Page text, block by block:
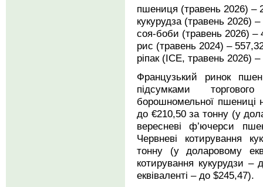
пшениця (травень 2026) –
кукурудза (травень 2026)
соя-боби (травень 2026) –
рис (травень 2024) –
ріпак (ICE, травень 2026)
Французький ринок
підсумками
борошномельної пшениці
до €210,50 за тонну (у
вересневі ф’ючерси
Червневі котирування
тонну (у доларовому
котирування кукурудзи
еквіваленті – до $245,47).